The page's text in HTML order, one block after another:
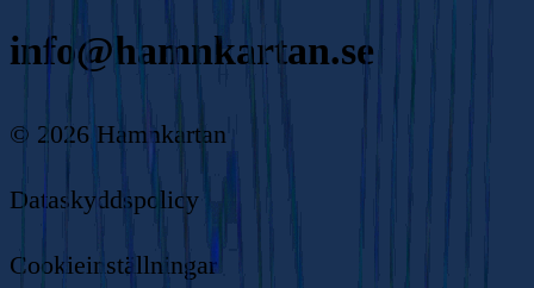
info@hamnkartan.se
© 2026Hamnkartan
Dataskyddspolicy
Cookieinställningar